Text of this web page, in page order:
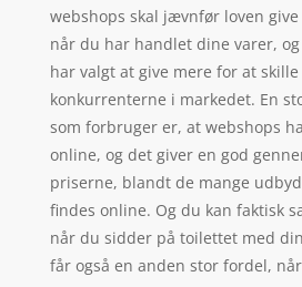
webshops skal jævnfør loven
når du har handlet dine varer,
har valgt at give mere for at
konkurrenterne i markedet. En
som forbruger er, at webshops
online, og det giver en god
priserne, blandt de mange
findes online. Og du kan faktisk
når du sidder på toilettet med
får også en anden stor fordel,